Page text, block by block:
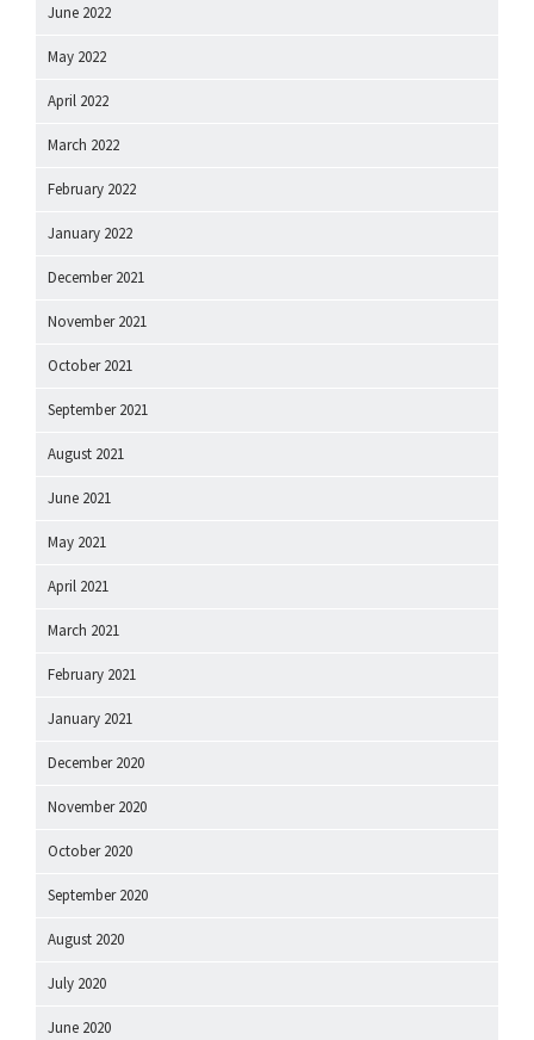
June 2022
May 2022
April 2022
March 2022
February 2022
January 2022
December 2021
November 2021
October 2021
September 2021
August 2021
June 2021
May 2021
April 2021
March 2021
February 2021
January 2021
December 2020
November 2020
October 2020
September 2020
August 2020
July 2020
June 2020